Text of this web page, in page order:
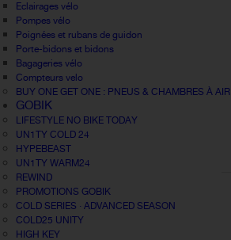
Eclairages vélo
Pompes vélo
Poignées et rubans de guidon
Porte-bidons et bidons
Bagageries vélo
Compteurs velo
BUY ONE GET ONE : PNEUS & CHAMBRES À AIR
GOBIK
LIFESTYLE NO BIKE TODAY
UN1TY COLD 24
HYPEBEAST
UN1TY WARM24
REWIND
PROMOTIONS GOBIK
COLD SERIES · ADVANCED SEASON
COLD25 UNITY
HIGH KEY